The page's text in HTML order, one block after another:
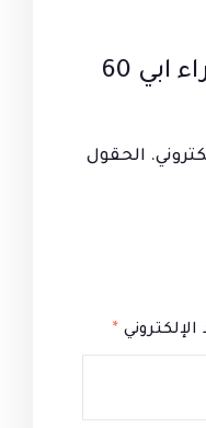
كن أول من يقيم “غراء ابي 60
الحقول
الإلكتروني *